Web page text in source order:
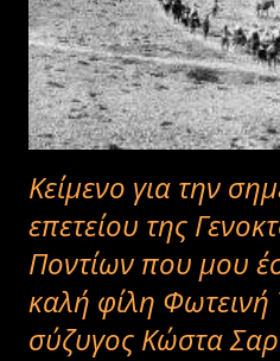
Κείμενο για την
επετείου της
Ποντίων που μου
καλή φίλη
σύζυγος Κώστα